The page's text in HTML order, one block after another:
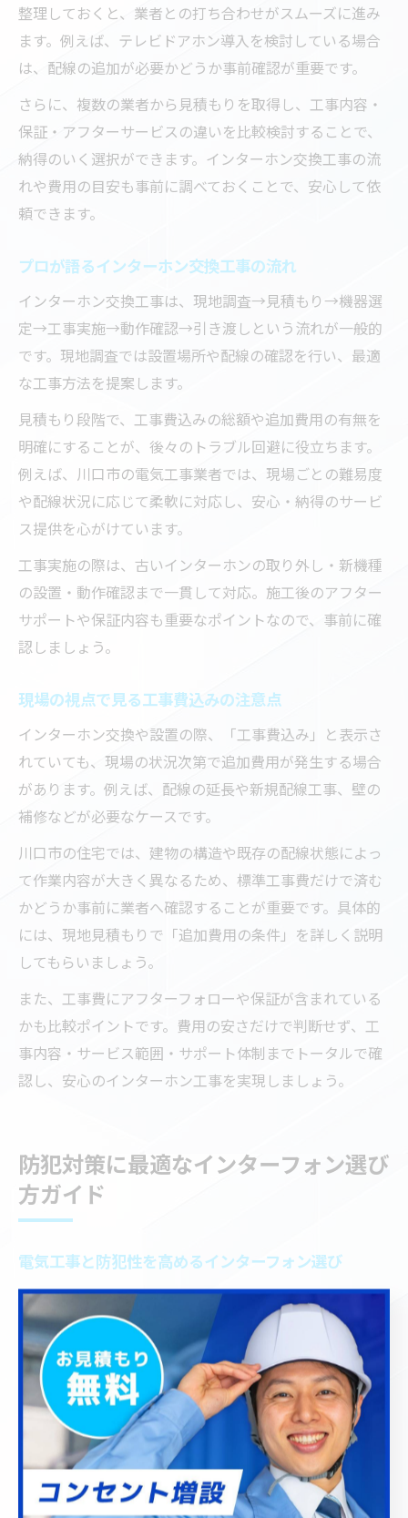
整理しておくと、業者との打ち合わせがスムーズに進み
ます。例えば、テレビドアホン導入を検討している場合
は、配線の追加が必要かどうか事前確認が重要です。
さらに、複数の業者から見積もりを取得し、工事内容・
保証・アフターサービスの違いを比較検討することで、
納得のいく選択ができます。インターホン交換工事の流
れや費用の目安も事前に調べておくことで、安心して依
頼できます。
プロが語るインターホン交換工事の流れ
インターホン交換工事は、現地調査→見積もり→機器選
定→工事実施→動作確認→引き渡しという流れが一般的
です。現地調査では設置場所や配線の確認を行い、最適
な工事方法を提案します。
見積もり段階で、工事費込みの総額や追加費用の有無を
明確にすることが、後々のトラブル回避に役立ちます。
例えば、川口市の電気工事業者では、現場ごとの難易度
や配線状況に応じて柔軟に対応し、安心・納得のサービ
ス提供を心がけています。
工事実施の際は、古いインターホンの取り外し・新機種
の設置・動作確認まで一貫して対応。施工後のアフター
サポートや保証内容も重要なポイントなので、事前に確
認しましょう。
現場の視点で見る工事費込みの注意点
インターホン交換や設置の際、「工事費込み」と表示さ
れていても、現場の状況次第で追加費用が発生する場合
があります。例えば、配線の延長や新規配線工事、壁の
補修などが必要なケースです。
川口市の住宅では、建物の構造や既存の配線状態によっ
て作業内容が大きく異なるため、標準工事費だけで済む
かどうか事前に業者へ確認することが重要です。具体的
には、現地見積もりで「追加費用の条件」を詳しく説明
してもらいましょう。
また、工事費にアフターフォローや保証が含まれている
かも比較ポイントです。費用の安さだけで判断せず、工
事内容・サービス範囲・サポート体制までトータルで確
認し、安心のインターホン工事を実現しましょう。
防犯対策に最適なインターフォン選び
方ガイド
電気工事と防犯性を高めるインターフォン選び
インターホン選びは、川口市での電気工事の中でも防犯
性向上の大きなポイントとなります。特に玄関先の安全
を重視する家庭では、カメラ付きや録画機能を備えたイ
ンターフォンが注目されています。これらの機能は不審
者対策や宅配トラブルの防止にも有効です。
インターフォンの選定時には、防犯性だけでなく設置場
所や既存配線の状態、家族構成なども考慮する必要があ
ります。例えば、子どもや高齢者がいるご家庭では操作